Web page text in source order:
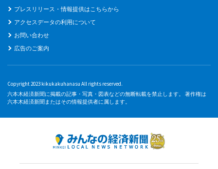
プレスリリース・情報提供はこちらから
アクセスデータの利用について
お問い合わせ
広告のご案内
Copyright 2023 kikukakuhanasu All rights reserved.
六本木経済新聞に掲載の記事・写真・図表などの無断転載を禁止します。 著作権は
六本木経済新聞またはその情報提供者に属します。